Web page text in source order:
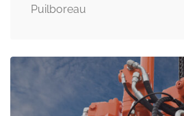
Puilboreau